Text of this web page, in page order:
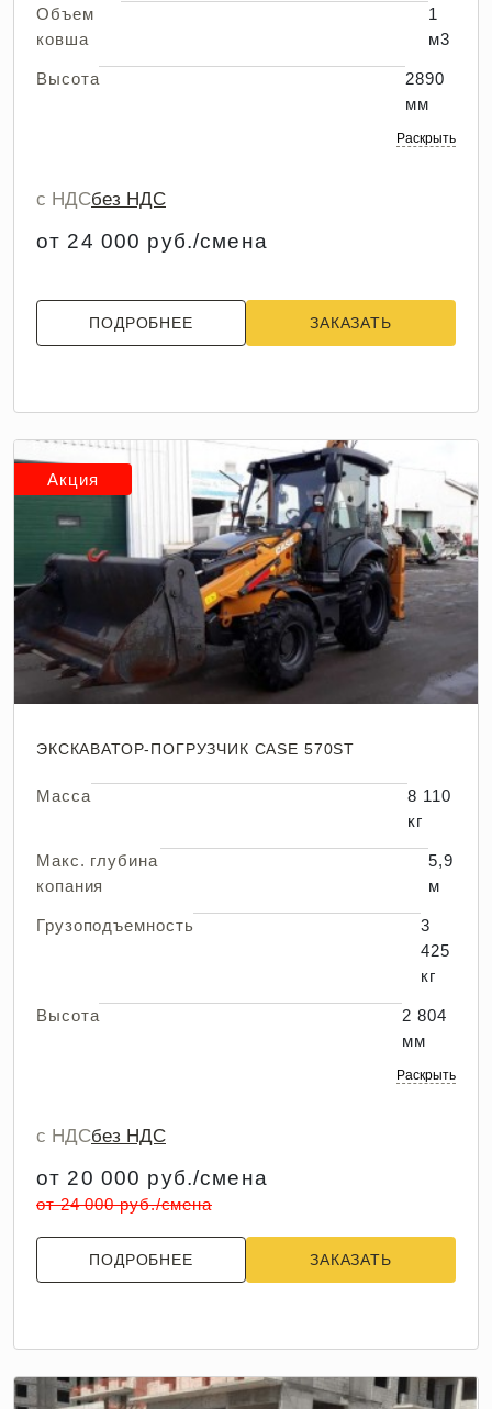
Объем
ковша
1
м3
Высота
2890
мм
Раскрыть
с НДСбез НДС
от 24 000 руб./смена
ПОДРОБНЕЕ ЗАКАЗАТЬ
Акция
ЭКСКАВАТОР-ПОГРУЗЧИК CASE 570ST
Масса
8 110
кг
Макс. глубина
копания
5,9
м
Грузоподъемность
3
425
кг
Высота
2 804
мм
Раскрыть
с НДСбез НДС
от 20 000 руб./смена
от 24 000 руб./смена
ПОДРОБНЕЕ ЗАКАЗАТЬ